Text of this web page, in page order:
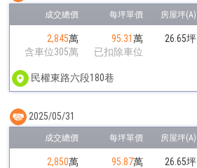
2,845萬
含車位305萬
95.31萬
已扣除車位
26.65坪
民權東路六段180巷
2,850萬
95.87萬
26.65坪
2025/05/31